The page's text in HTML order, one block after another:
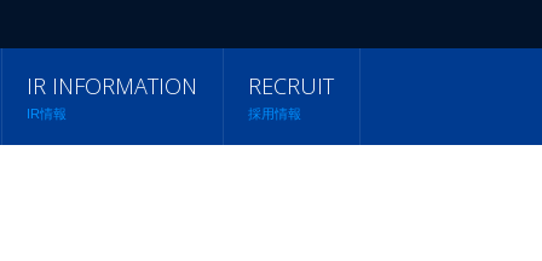
IR INFORMATION
IR情報
RECRUIT
採用情報